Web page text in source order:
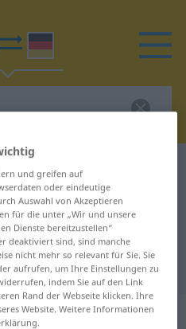
perdurar
Übersetzung für
Übersetzung
intransitivo
und greifen auf
oder eindeutige
Auswahl von Akzeptieren
für die unter „Wir und unsere
Dienste bereitzustellen“
deaktiviert sind, sind manche
nicht mehr so relevant für Sie. Sie
aufrufen, um Ihre Einstellungen zu
indem Sie auf den Link
Rand der Webseite klicken. Ihre
Website. Weitere Informationen